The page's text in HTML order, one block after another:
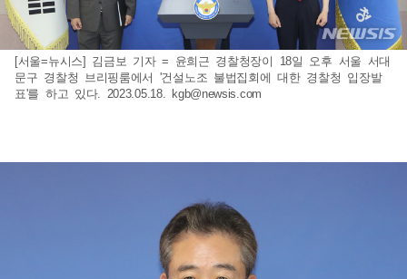
[서울=뉴시스] 김금보 기자 = 윤희근 경찰청장이 18일 오후 서울 서대
문구 경찰청 브리핑룸에서 '건설노조 불법집회에 대한 경찰청 입장발
표'를 하고 있다. 2023.05.18. kgb@newsis.com